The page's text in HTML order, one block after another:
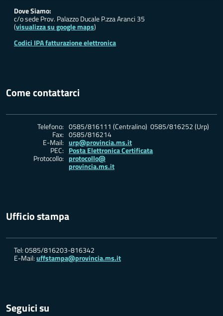
Dove Siamo:
c/o sede Prov. Palazzo Ducale P.zza Aranci 35
(visualizza su google maps)
Codici IPA fatturazione elettronica
Come contattarci
Telefono: 0585/816111 (Centralino) 0585/816252 (Urp)
Fax: 0585/816214
E-Mail: urp@provincia.ms.it
PEC: Posta Elettronica Certificata
Protocollo: protocollo@
provincia.ms.it
Ufficio stampa
Tel: 0585/816203-816342
E-Mail:uffstampa@provincia.ms.it
Seguici su